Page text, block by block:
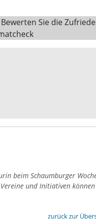
Sie die
beim Schaumburger
und Initiativen
zurück zur